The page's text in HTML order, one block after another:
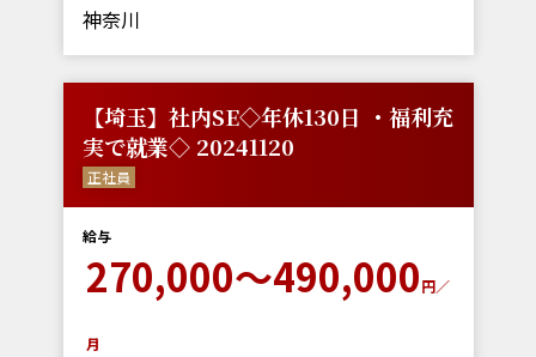
神奈川
【埼玉】社内SE◇年休130日 ・福利充
実で就業◇ 20241120
正社員
給与
270,000～490,000円／
月